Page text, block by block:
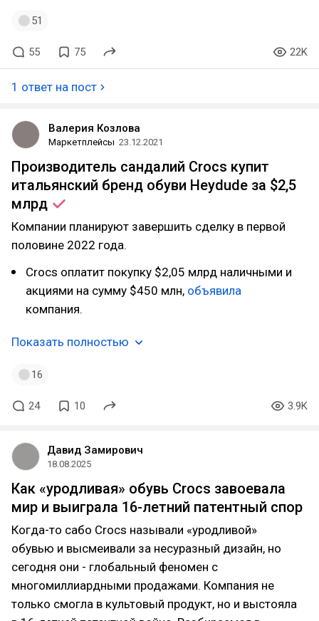
51
55 75 22K
1 ответ на пост
Валерия Козлова
Маркетплейсы 23.12.2021
Производитель сандалий Crocs купит
итальянский бренд обуви Heydude за $2,5
млрд
Компании планируют завершить сделку в первой
половине 2022 года.
Crocs оплатит покупку $2,05 млрд наличными и
акциями на сумму $450 млн, объявила
компания.
Показать полностью
16
24 10 3.9K
Давид Замирович
18.08.2025
Как «уродливая» обувь Crocs завоевала
мир и выиграла 16-летний патентный спор
Когда-то сабо Crocs называли «уродливой»
обувью и высмеивали за несуразный дизайн, но
сегодня они - глобальный феномен с
многомиллиардными продажами. Компания не
только смогла в культовый продукт, но и выстояла